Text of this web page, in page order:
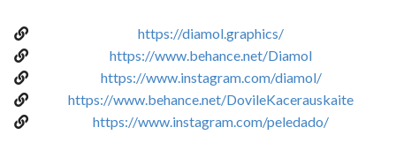
https://diamol.graphics/
https://www.behance.net/Diamol
https://www.instagram.com/diamol/
https://www.behance.net/DovileKacerauskaite
https://www.instagram.com/peledado/